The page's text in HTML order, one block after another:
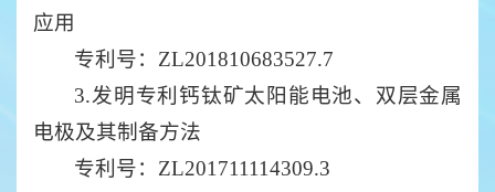
应用
专利号：ZL201810683527.7
3.发明专利钙钛矿太阳能电池、双层金属
电极及其制备方法
专利号：ZL201711114309.3